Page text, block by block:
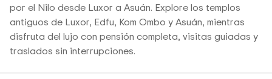
por el Nilo desde Luxor a Asuán. Explore los templos
antiguos de Luxor, Edfu, Kom Ombo y Asuán, mientras
disfruta del lujo con pensión completa, visitas guiadas y
traslados sin interrupciones.